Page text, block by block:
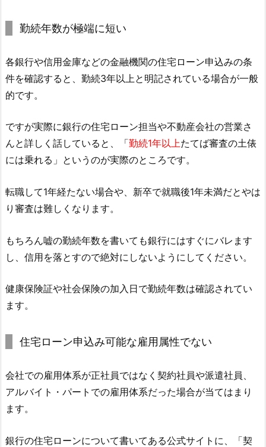
勤続年数が極端に短い
各銀行や信用金庫などの金融機関の住宅ローン申込みの条
件を確認すると、勤続3年以上と明記されている場合が一般
的です。
ですが実際に銀行の住宅ローン担当や不動産会社の営業さ
んと詳しく話していると、「勤続1年以上たてば審査の土俵
には乗れる」というのが実際のところです。
転職して1年経たない場合や、新卒で就職後1年未満だとやは
り審査は難しくなります。
もちろん嘘の勤続年数を書いても銀行にはすぐにバレます
し、信用を落とすので絶対にしないようにしてください。
健康保険証や社会保険の加入日で勤続年数は確認されてい
ます。
住宅ローン申込み可能な雇用属性でない
会社での雇用体系が正社員ではなく契約社員や派遣社員、
アルバイト・パートでの雇用体系だった場合が当てはまり
ます。
銀行の住宅ローンについて書いてある公式サイトに、「契